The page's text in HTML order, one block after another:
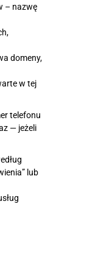
– nazwę
domeny,
w tej
telefonu
— jeżeli
lub